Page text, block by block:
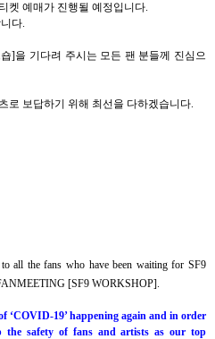
켓 예매가 진행될 예정입니다.
다.
]을 기다려 주시는 모든 팬 분들께 진심으
로 보답하기 위해 최선을 다하겠습니다.
all the fans who have been waiting for SF9
[SF9 WORKSHOP].
‘COVID-19’ happening again and in order
the safety of fans and artists as our top